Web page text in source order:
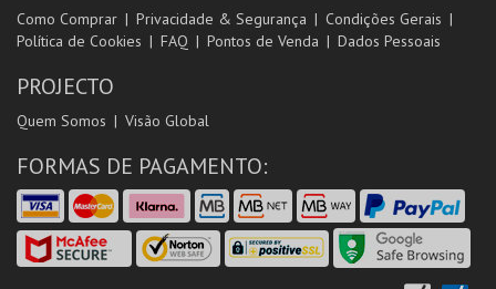
Como Comprar Privacidade & Segurança
Condições Gerais
Política de Cookies
FAQ Pontos de Venda Dados Pessoais
PROJECTO
Quem Somos Visão Global
FORMAS DE PAGAMENTO: